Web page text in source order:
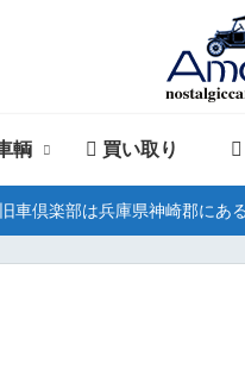
輌 買い取り
車倶楽部は兵庫県神崎郡にあ